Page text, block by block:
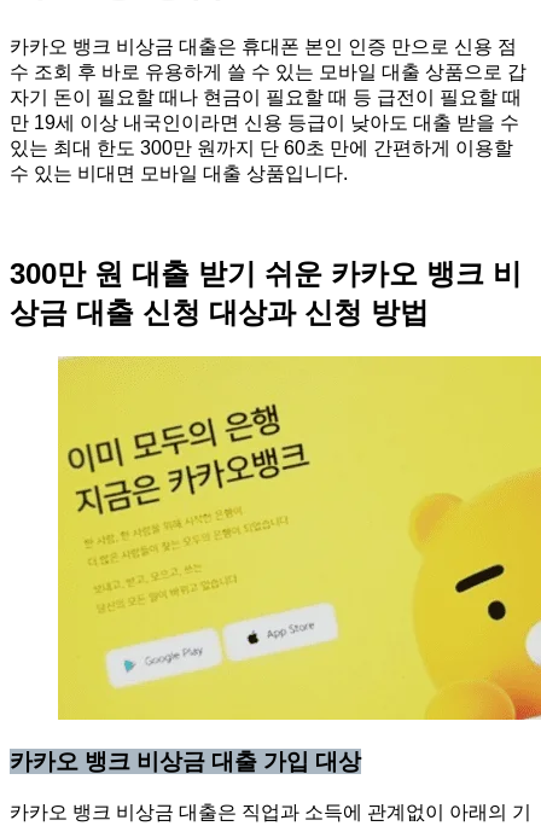
카카오 뱅크 비상금 대출은 휴대폰 본인 인증 만으로 신용 점
수 조회 후 바로 유용하게 쓸 수 있는 모바일 대출 상품으로 갑
자기 돈이 필요할 때나 현금이 필요할 때 등 급전이 필요할 때
만 19세 이상 내국인이라면 신용 등급이 낮아도 대출 받을 수
있는 최대 한도 300만 원까지 단 60초 만에 간편하게 이용할
수 있는 비대면 모바일 대출 상품입니다.
300만 원 대출 받기 쉬운 카카오 뱅크 비
상금 대출 신청 대상과 신청 방법
카카오 뱅크 비상금 대출 가입 대상
카카오 뱅크 비상금 대출은 직업과 소득에 관계없이 아래의 기